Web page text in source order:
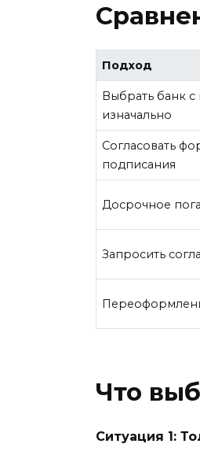
Подход
Выбрать банк
изначально
Согласовать
подписания
Досрочное
Запросить
Что
Ситуация 1: